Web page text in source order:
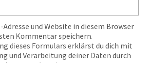
Adresse und Website in diesem Browser
Kommentar speichern.
dieses Formulars erklärst du dich mit
und Verarbeitung deiner Daten durch